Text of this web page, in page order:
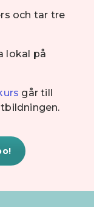
och tar tre
lokal på
går till